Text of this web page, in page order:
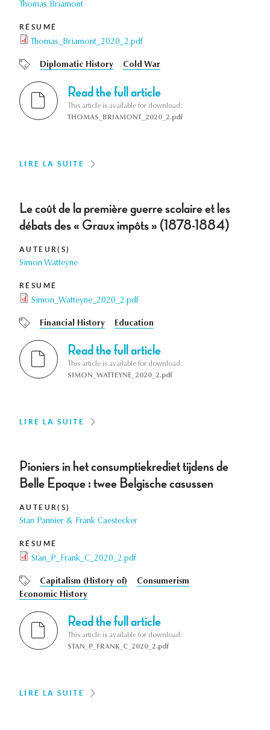
Thomas Briamont
RÉSUMÉ
Thomas_Briamont_2020_2.pdf
Diplomatic History Cold War
Read the full article
This article is available for download:
THOMAS_BRIAMONT_2020_2.pdf
LIRE LA SUITE
Le coût de la première guerre scolaire et les
débats des « Graux impôts » (1878-1884)
AUTEUR(S)
Simon Watteyne
RÉSUMÉ
Simon_Watteyne_2020_2.pdf
Financial History Education
Read the full article
This article is available for download:
SIMON_WATTEYNE_2020_2.pdf
LIRE LA SUITE
Pioniers in het consumptiekrediet tijdens de
Belle Epoque : twee Belgische casussen
AUTEUR(S)
Stan Pannier & Frank Caestecker
RÉSUMÉ
Stan_P_Frank_C_2020_2.pdf
Capitalism (History of)
Consumerism
Economic History
Read the full article
This article is available for download:
STAN_P_FRANK_C_2020_2.pdf
LIRE LA SUITE